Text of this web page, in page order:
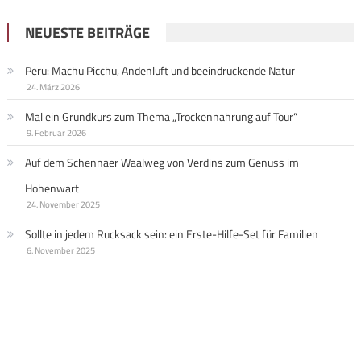
NEUESTE BEITRÄGE
Peru: Machu Picchu, Andenluft und beeindruckende Natur
24. März 2026
Mal ein Grundkurs zum Thema „Trockennahrung auf Tour“
9. Februar 2026
Auf dem Schennaer Waalweg von Verdins zum Genuss im
Hohenwart
24. November 2025
Sollte in jedem Rucksack sein: ein Erste-Hilfe-Set für Familien
6. November 2025